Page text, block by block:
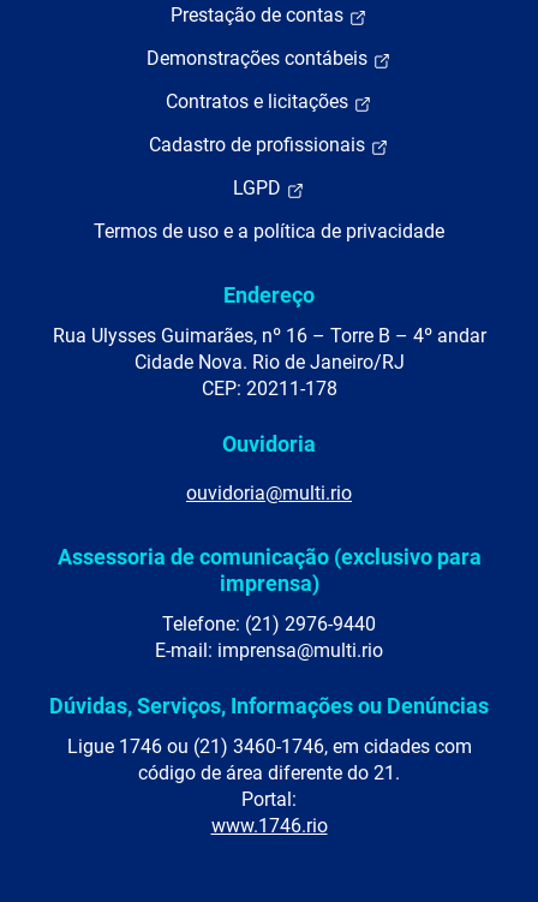
Prestação de contas
Demonstrações contábeis
Contratos e licitações
Cadastro de profissionais
LGPD
Termos de uso e a política de privacidade
Endereço
Rua Ulysses Guimarães, nº 16 – Torre B – 4º andar
Cidade Nova. Rio de Janeiro/RJ
CEP: 20211-178
Ouvidoria
ouvidoria@multi.rio
Assessoria de comunicação (exclusivo para
imprensa)
Telefone: (21) 2976-9440
E-mail: imprensa@multi.rio
Dúvidas, Serviços, Informações ou Denúncias
Ligue 1746 ou (21) 3460-1746, em cidades com
código de área diferente do 21.
Portal:
www.1746.rio